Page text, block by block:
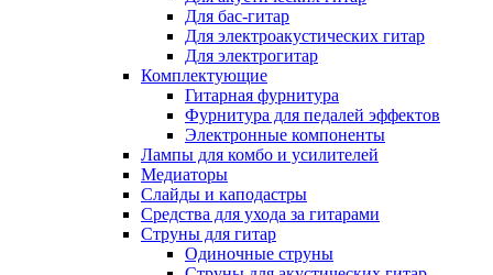
Для бас-гитар
Для электроакустических гитар
Для электрогитар
Комплектующие
Гитарная фурнитура
Фурнитура для педалей эффектов
Электронные компоненты
Лампы для комбо и усилителей
Медиаторы
Слайды и каподастры
Средства для ухода за гитарами
Струны для гитар
Одиночные струны